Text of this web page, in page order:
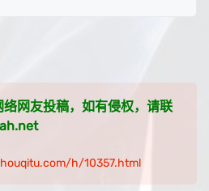
网友投稿，如有侵权，请联
h/10357.html